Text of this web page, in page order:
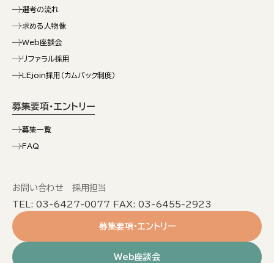
選考の流れ
求める人物像
Web座談会
リファラル採用
LEjoin採用（カムバック制度）
募集要項・エントリー
募集一覧
FAQ
お問い合わせ 採用担当
TEL: 03-6427-0077 FAX: 03-6455-2923
募集要項・エントリー
Web座談会